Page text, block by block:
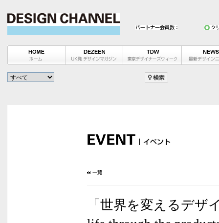
「世界を変えるデザ